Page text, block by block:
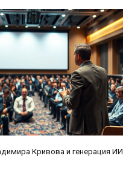
Кривова и генерация ИИ